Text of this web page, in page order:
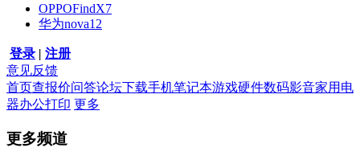
OPPOFindX7
华为nova12
登录 | 注册
意见反馈
首页查报价问答论坛下载手机笔记本游戏硬件数码影音家用电
器办公打印 更多
更多频道